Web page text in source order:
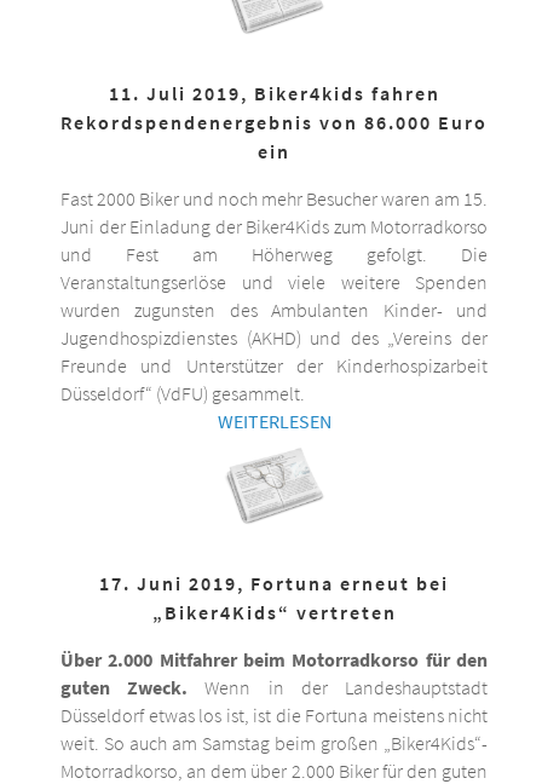
11. Juli 2019, Biker4kids fahren
Rekordspendenergebnis von 86.000 Euro
ein
Fast 2000 Biker und noch mehr Besucher waren am 15.
Juni der Einladung der Biker4Kids zum Motorradkorso
und Fest am Höherweg gefolgt. Die
Veranstaltungserlöse und viele weitere Spenden
wurden zugunsten des Ambulanten Kinder- und
Jugendhospizdienstes (AKHD) und des „Vereins der
Freunde und Unterstützer der Kinderhospizarbeit
Düsseldorf“ (VdFU) gesammelt.
WEITERLESEN
17. Juni 2019, Fortuna erneut bei
„Biker4Kids“ vertreten
Über 2.000 Mitfahrer beim Motorradkorso für den
guten Zweck. Wenn in der Landeshauptstadt
Düsseldorf etwas los ist, ist die Fortuna meistens nicht
weit. So auch am Samstag beim großen „Biker4Kids“-
Motorradkorso, an dem über 2.000 Biker für den guten